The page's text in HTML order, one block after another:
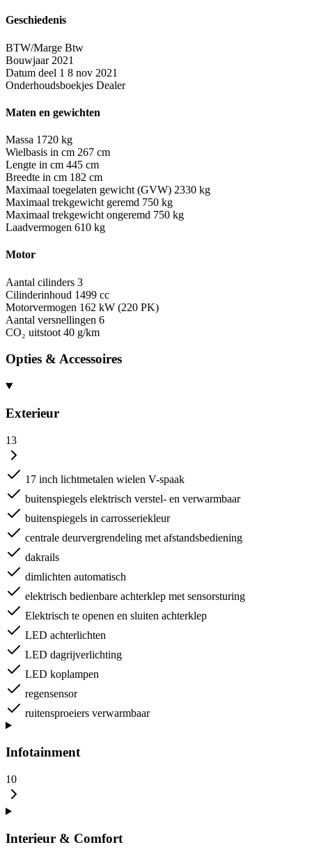
Geschiedenis
BTW/Marge Btw
Bouwjaar 2021
Datum deel 1 8 nov 2021
Onderhoudsboekjes Dealer
Maten en gewichten
Massa 1720 kg
Wielbasis in cm 267 cm
Lengte in cm 445 cm
Breedte in cm 182 cm
Maximaal toegelaten gewicht (GVW) 2330 kg
Maximaal trekgewicht geremd 750 kg
Maximaal trekgewicht ongeremd 750 kg
Laadvermogen 610 kg
Motor
Aantal cilinders 3
Cilinderinhoud 1499 cc
Motorvermogen 162 kW (220 PK)
Aantal versnellingen 6
CO₂ uitstoot 40 g/km
Opties & Accessoires
Exterieur
13
17 inch lichtmetalen wielen V-spaak
buitenspiegels elektrisch verstel- en verwarmbaar
buitenspiegels in carrosseriekleur
centrale deurvergrendeling met afstandsbediening
dakrails
dimlichten automatisch
elektrisch bedienbare achterklep met sensorsturing
Elektrisch te openen en sluiten achterklep
LED achterlichten
LED dagrijverlichting
LED koplampen
regensensor
ruitensproeiers verwarmbaar
Infotainment
10
Interieur & Comfort